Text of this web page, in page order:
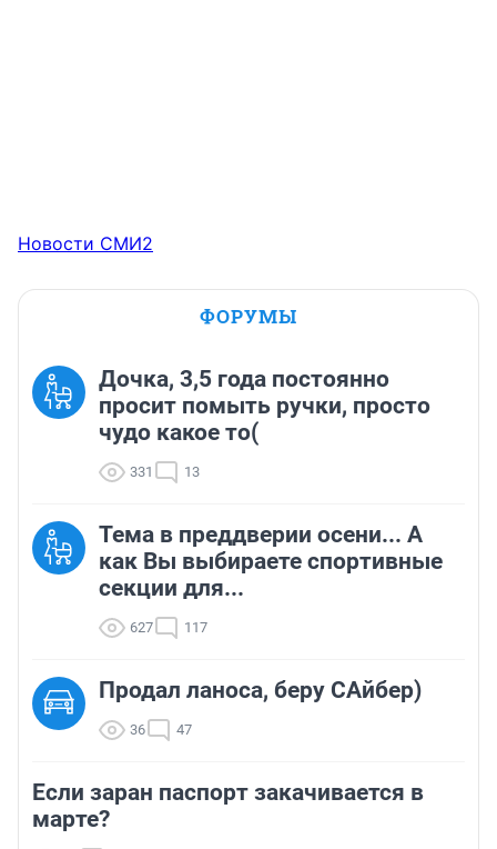
Новости СМИ2
ФОРУМЫ
Дочка, 3,5 года постоянно
просит помыть ручки, просто
чудо какое то(
331 13
Тема в преддверии осени... А
как Вы выбираете спортивные
секции для...
627 117
Продал ланоса, беру САйбер)
36 47
Если заран паспорт закачивается в
марте?